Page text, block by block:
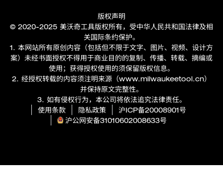
版权声明
© 2020-2025 美沃奇工具版权所有，受中华人民共和国法律及相
关国际条约保护。
1. 本网站所有原创内容（包括但不限于文字、图片、视频、设计方
案）未经书面授权不得用于商业目的的复制、传播、转载、摘编或
使用；获得授权使用的须保留版权信息。
2. 经授权转载的内容须注明来源（www.milwaukeetool.cn）
并保持原文完整性。
3. 如有侵权行为，本公司将依法追究法律责任。
使用条款
隐私政策
沪ICP备20008901号
沪公网安备31010602008633号